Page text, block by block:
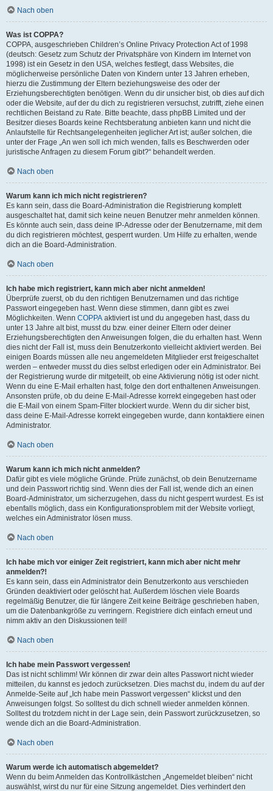
Nach oben
Was ist COPPA?
COPPA, ausgeschrieben Children’s Online Privacy Protection Act of 1998
(deutsch: Gesetz zum Schutz der Privatsphäre von Kindern im Internet von
1998) ist ein Gesetz in den USA, welches festlegt, dass Websites, die
möglicherweise persönliche Daten von Kindern unter 13 Jahren erheben,
hierzu die Zustimmung der Eltern beziehungsweise des oder der
Erziehungsberechtigten benötigen. Wenn du dir unsicher bist, ob dies auf dich
oder die Website, auf der du dich zu registrieren versuchst, zutrifft, ziehe einen
rechtlichen Beistand zu Rate. Bitte beachte, dass phpBB Limited und der
Besitzer dieses Boards keine Rechtsberatung anbieten kann und nicht die
Anlaufstelle für Rechtsangelegenheiten jeglicher Art ist; außer solchen, die
unter der Frage „An wen soll ich mich wenden, falls es Beschwerden oder
juristische Anfragen zu diesem Forum gibt?“ behandelt werden.
Nach oben
Warum kann ich mich nicht registrieren?
Es kann sein, dass die Board-Administration die Registrierung komplett
ausgeschaltet hat, damit sich keine neuen Benutzer mehr anmelden können.
Es könnte auch sein, dass deine IP-Adresse oder der Benutzername, mit dem
du dich registrieren möchtest, gesperrt wurden. Um Hilfe zu erhalten, wende
dich an die Board-Administration.
Nach oben
Ich habe mich registriert, kann mich aber nicht anmelden!
Überprüfe zuerst, ob du den richtigen Benutzernamen und das richtige
Passwort eingegeben hast. Wenn diese stimmen, dann gibt es zwei
Möglichkeiten. Wenn COPPA aktiviert ist und du angegeben hast, dass du
unter 13 Jahre alt bist, musst du bzw. einer deiner Eltern oder deiner
Erziehungsberechtigten den Anweisungen folgen, die du erhalten hast. Wenn
dies nicht der Fall ist, muss dein Benutzerkonto vielleicht aktiviert werden. Bei
einigen Boards müssen alle neu angemeldeten Mitglieder erst freigeschaltet
werden – entweder musst du dies selbst erledigen oder ein Administrator. Bei
der Registrierung wurde dir mitgeteilt, ob eine Aktivierung nötig ist oder nicht.
Wenn du eine E-Mail erhalten hast, folge den dort enthaltenen Anweisungen.
Ansonsten prüfe, ob du deine E-Mail-Adresse korrekt eingegeben hast oder
die E-Mail von einem Spam-Filter blockiert wurde. Wenn du dir sicher bist,
dass deine E-Mail-Adresse korrekt eingegeben wurde, dann kontaktiere einen
Administrator.
Nach oben
Warum kann ich mich nicht anmelden?
Dafür gibt es viele mögliche Gründe. Prüfe zunächst, ob dein Benutzername
und dein Passwort richtig sind. Wenn dies der Fall ist, wende dich an einen
Board-Administrator, um sicherzugehen, dass du nicht gesperrt wurdest. Es ist
ebenfalls möglich, dass ein Konfigurationsproblem mit der Website vorliegt,
welches ein Administrator lösen muss.
Nach oben
Ich habe mich vor einiger Zeit registriert, kann mich aber nicht mehr
anmelden?!
Es kann sein, dass ein Administrator dein Benutzerkonto aus verschieden
Gründen deaktiviert oder gelöscht hat. Außerdem löschen viele Boards
regelmäßig Benutzer, die für längere Zeit keine Beiträge geschrieben haben,
um die Datenbankgröße zu verringern. Registriere dich einfach erneut und
nimm aktiv an den Diskussionen teil!
Nach oben
Ich habe mein Passwort vergessen!
Das ist nicht schlimm! Wir können dir zwar dein altes Passwort nicht wieder
mitteilen, du kannst es jedoch zurücksetzen. Dies machst du, indem du auf der
Anmelde-Seite auf „Ich habe mein Passwort vergessen“ klickst und den
Anweisungen folgst. So solltest du dich schnell wieder anmelden können.
Solltest du trotzdem nicht in der Lage sein, dein Passwort zurückzusetzen, so
wende dich an die Board-Administration.
Nach oben
Warum werde ich automatisch abgemeldet?
Wenn du beim Anmelden das Kontrollkästchen „Angemeldet bleiben“ nicht
auswählst, wirst du nur für eine Sitzung angemeldet. Dies verhindert den